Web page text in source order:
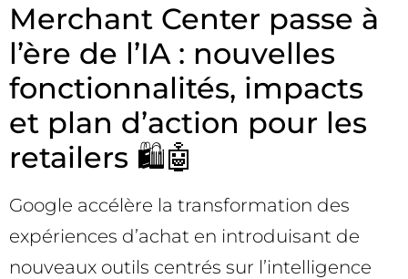
Merchant Center passe à
l’ère de l’IA : nouvelles
fonctionnalités, impacts
et plan d’action pour les
retailers 🛍️🤖
Google accélère la transformation des
expériences d’achat en introduisant de
nouveaux outils centrés sur l’intelligence